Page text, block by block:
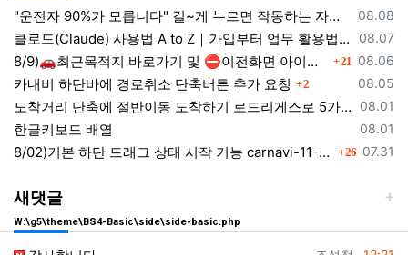
등록일
08.08
"운전자 90%가 모릅니다" 길~게 누르면 작동하는 자동차 숨겨진 꿀기능
등록일
08.07
클로드(Claude) 사용법 A to Z｜가입부터 업무 활용법 VSCODE 연결 까지
등록일
08.06
8/9)🚗최근목적지 바로가기 및 ⛔이전화면 아이콘 크기 조정및 위치조정 댓글
21
등록일
08.05
카내비 하단바에 경로취소 단축버튼 추가 요청 댓글
2
등록일
08.01
도착거리 단축에 절반이동 도착하기 로드리게스로 5가지를 한 번에 배우세요
등록일
08.01
한글키보드 배열
등록일
07.31
8/02)기본 하단 드래그 상태 시작 기능 carnavi-11-6-0-3944_cargps_260802.apk 댓글
26
새댓글
W:\g5\theme\BS4-Basic\side\side-basic.php